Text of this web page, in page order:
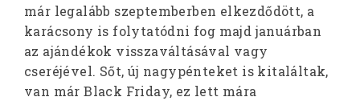
már legalább szeptemberben elkezdődött, a
karácsony is folytatódni fog majd januárban
az ajándékok visszaváltásával vagy
cseréjével. Sőt, új nagypénteket is kitaláltak,
van már Black Friday, ez lett mára